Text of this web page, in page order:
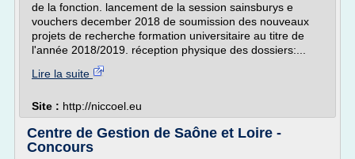
de la fonction. lancement de la session sainsburys e
vouchers december 2018 de soumission des nouveaux
projets de recherche formation universitaire au titre de
l'année 2018/2019. réception physique des dossiers:...
Lire la suite
Site : http://niccoel.eu
Centre de Gestion de Saône et Loire -
Concours